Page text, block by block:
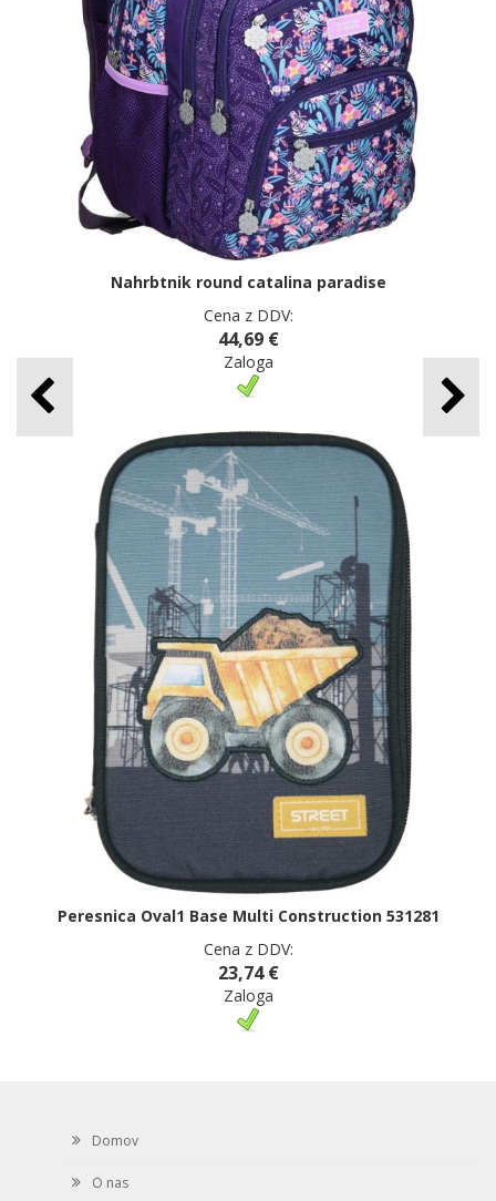
Nahrbtnik round catalina paradise
Cena z DDV:
44,69 €
Zaloga
Peresnica Oval1 Base Multi Construction 531281
Cena z DDV:
23,74 €
Zaloga
Domov
O nas